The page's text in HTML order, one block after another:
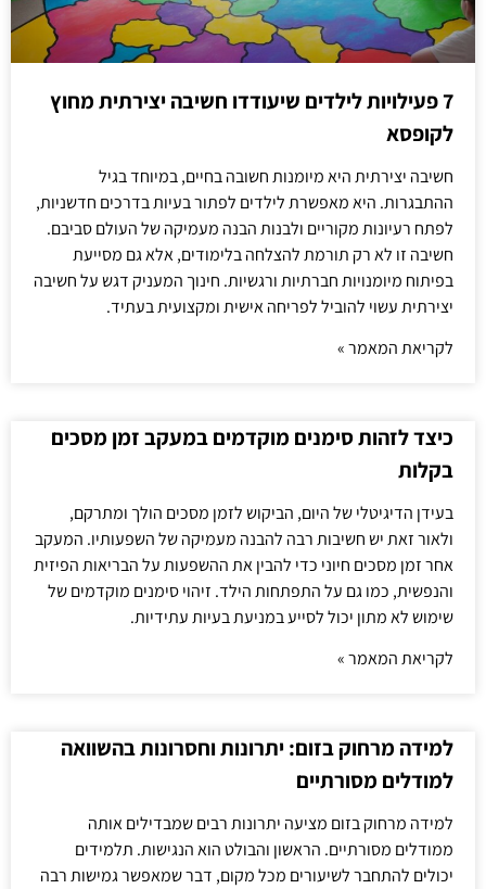
7 פעילויות לילדים שיעודדו חשיבה יצירתית מחוץ
לקופסא
חשיבה יצירתית היא מיומנות חשובה בחיים, במיוחד בגיל
ההתבגרות. היא מאפשרת לילדים לפתור בעיות בדרכים חדשניות,
לפתח רעיונות מקוריים ולבנות הבנה מעמיקה של העולם סביבם.
חשיבה זו לא רק תורמת להצלחה בלימודים, אלא גם מסייעת
בפיתוח מיומנויות חברתיות ורגשיות. חינוך המעניק דגש על חשיבה
יצירתית עשוי להוביל לפריחה אישית ומקצועית בעתיד.
לקריאת המאמר »
כיצד לזהות סימנים מוקדמים במעקב זמן מסכים
בקלות
בעידן הדיגיטלי של היום, הביקוש לזמן מסכים הולך ומתרקם,
ולאור זאת יש חשיבות רבה להבנה מעמיקה של השפעותיו. המעקב
אחר זמן מסכים חיוני כדי להבין את ההשפעות על הבריאות הפיזית
והנפשית, כמו גם על התפתחות הילד. זיהוי סימנים מוקדמים של
שימוש לא מתון יכול לסייע במניעת בעיות עתידיות.
לקריאת המאמר »
למידה מרחוק בזום: יתרונות וחסרונות בהשוואה
למודלים מסורתיים
למידה מרחוק בזום מציעה יתרונות רבים שמבדילים אותה
ממודלים מסורתיים. הראשון והבולט הוא הנגישות. תלמידים
יכולים להתחבר לשיעורים מכל מקום, דבר שמאפשר גמישות רבה